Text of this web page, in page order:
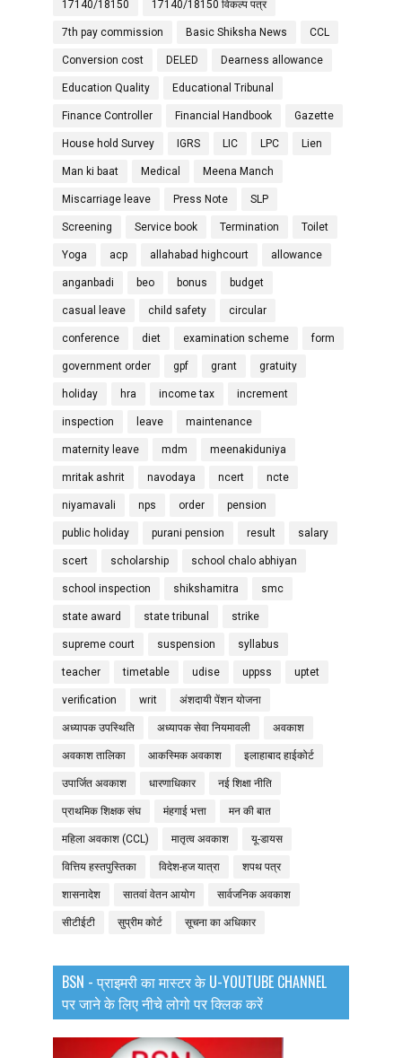
17140/18150 17140/18150 विकल्प पत्र
7th pay commission Basic Shiksha News CCL
Conversion cost DELED Dearness allowance
Education Quality Educational Tribunal
Finance Controller Financial Handbook Gazette
House hold Survey IGRS LIC LPC Lien
Man ki baat Medical Meena Manch
Miscarriage leave Press Note SLP
Screening Service book Termination Toilet
Yoga acp allahabad highcourt allowance
anganbadi beo bonus budget
casual leave child safety circular
conference diet examination scheme form
government order gpf grant gratuity
holiday hra income tax increment
inspection leave maintenance
maternity leave mdm meenakiduniya
mritak ashrit navodaya ncert ncte
niyamavali nps order pension
public holiday purani pension result salary
scert scholarship school chalo abhiyan
school inspection shikshamitra smc
state award state tribunal strike
supreme court suspension syllabus
teacher timetable udise uppss uptet
verification writ अंशदायी पेंशन योजना
अध्यापक उपस्थिति अध्यापक सेवा नियमावली अवकाश
अवकाश तालिका आकस्मिक अवकाश इलाहाबाद हाईकोर्ट
उपार्जित अवकाश धारणाधिकार नई शिक्षा नीति
प्राथमिक शिक्षक संघ मंहगाई भत्ता मन की बात
महिला अवकाश (CCL) मातृत्व अवकाश यू-डायस
वित्तिय हस्तपुस्तिका विदेश-हज यात्रा शपथ पत्र
शासनादेश सातवां वेतन आयोग सार्वजनिक अवकाश
सीटीईटी सुप्रीम कोर्ट सूचना का अधिकार
BSN - प्राइमरी का मास्टर के U-YOUTUBE CHANNEL
पर जाने के लिए नीचे लोगो पर क्लिक करें